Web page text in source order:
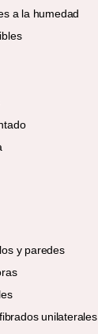
a la humedad
y paredes
unilaterales